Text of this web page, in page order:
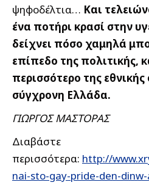
ψηφοδέλτια… Και
ένα ποτήρι κρασί στην
δείχνει πόσο χαμηλά
επίπεδο της πολιτικής,
περισσότερο της
σύγχρονη Ελλάδα.
ΓΙΩΡΓΟΣ ΜΑΣΤΟΡΑΣ
Διαβάστε
περισσότερα: http://
nai-sto-gay-pride-den-